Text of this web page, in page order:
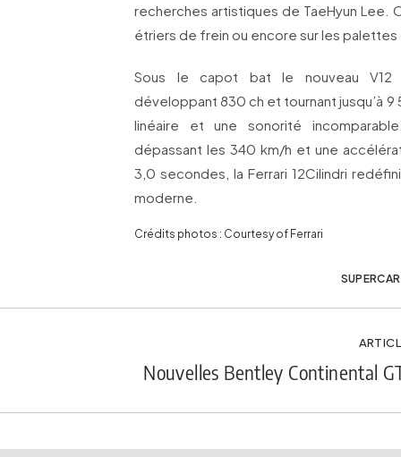
recherches artistiques de TaeHyun Lee.
étriers de frein ou encore sur les
Sous le capot bat le nouveau V12
développant 830 ch et tournant jusqu’à
linéaire et une sonorité
dépassant les 340 km/h et une
3,0 secondes, la Ferrari 12Cilindri
moderne.
Crédits photos : Courtesy of Ferrari
SUPERCAR
Nouvelles Bentley Continental